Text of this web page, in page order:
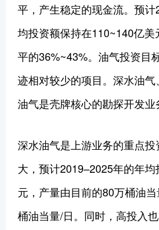
平，产生稳定的现金流。预
均投资额保持在110~140亿
平的36%~43%。油气投资目
迹相对较少的项目。深水油
油气是壳牌核心的勘探开发业
深水油气是上游业务的重点
大，预计2019–2025年的年
元，产量由目前的80万桶油
桶油当量/日。同时，高投入